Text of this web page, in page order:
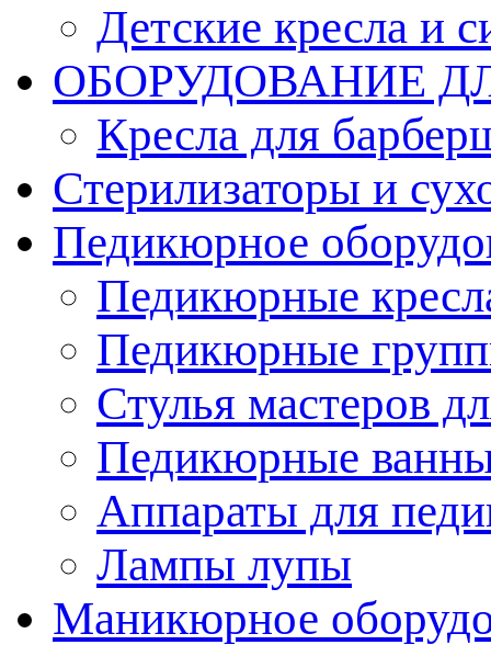
Детские кресла и
ОБОРУДОВАНИЕ
Кресла для
Стерилизаторы и
Педикюрное
Педикюрные
Педикюрные
Стулья мастеров
Педикюрные
Аппараты для
Лампы лупы
Маникюрное